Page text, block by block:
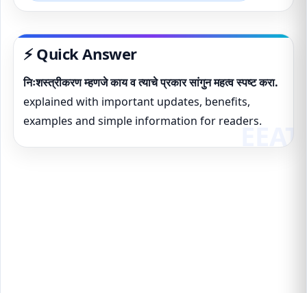
⚡ Quick Answer
निःशस्त्रीकरण म्हणजे काय व त्याचे प्रकार सांगुन महत्व स्पष्ट करा.
explained with important updates, benefits,
examples and simple information for readers.